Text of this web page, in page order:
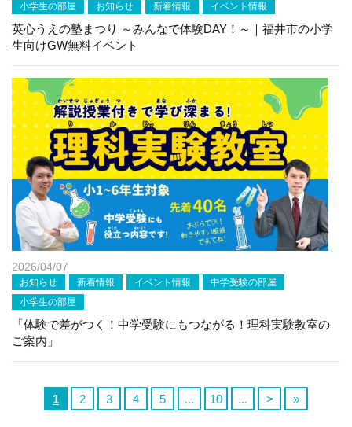
小学生の部屋 お知らせ 新着情報 イベント情報
英心うえの塾まつり ～みんなで体験DAY！～｜福井市の小学
生向けGW無料イベント
2026/04/07
お知らせ 新着情報 イベント情報
中学受験の部屋
小学生の部屋
「体験で差がつく！中学受験にもつながる！理科実験教室の
ご案内」
1 2 3 4 5 ... 10 ... > »